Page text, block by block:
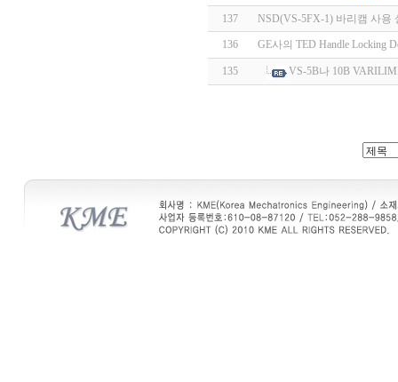
137 NSD(VS-5FX-1) 바리캠 사용
136 GE사의 TED Handle Locking
135 VS-5B나 10B